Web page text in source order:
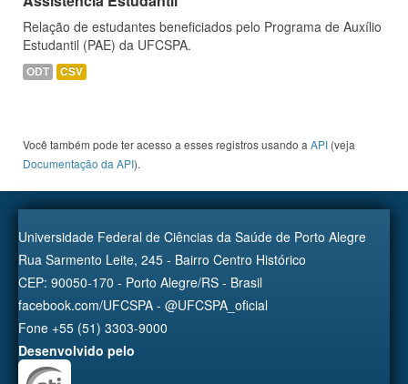
Relação de estudantes beneficiados pelo Programa de Auxílio
Estudantil (PAE) da UFCSPA.
ODT CSV
Você também pode ter acesso a esses registros usando a API (veja
Documentação da API).
Universidade Federal de Ciências da Saúde de Porto Alegre
Rua Sarmento Leite, 245 - Bairro Centro Histórico
CEP: 90050-170 - Porto Alegre/RS - Brasil
facebook.com/UFCSPA - @UFCSPA_oficial
Fone +55 (51) 3303-9000
Desenvolvido pelo